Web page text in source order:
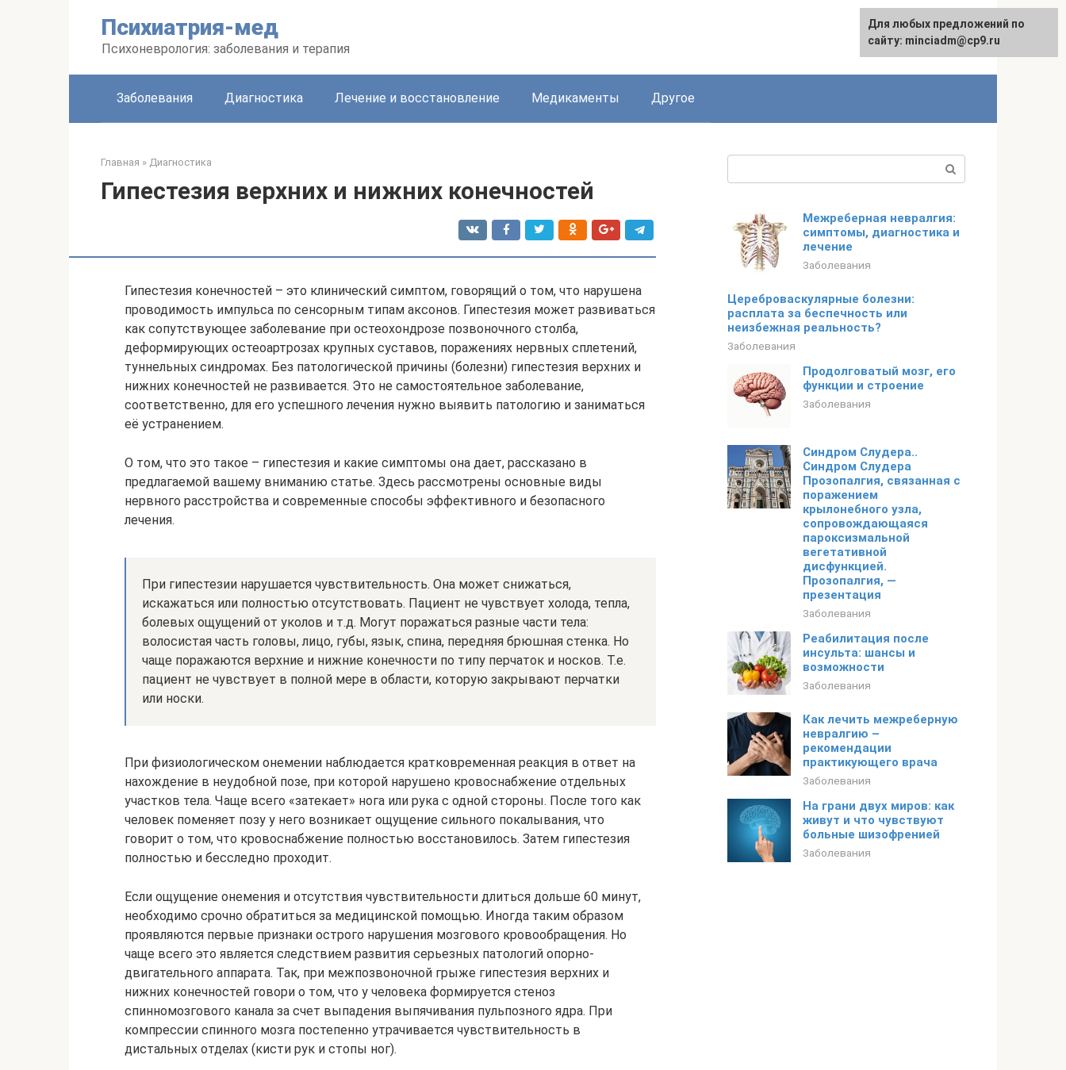
Психиатрия-мед
Психоневрология: заболевания и терапия
Заболевания Диагностика Лечение и восстановление Медикаменты Другое
Главная » Диагностика
Гипестезия верхних и нижних конечностей
Гипестезия конечностей – это клинический симптом, говорящий о том, что нарушена
проводимость импульса по сенсорным типам аксонов. Гипестезия может развиваться
как сопутствующее заболевание при остеохондрозе позвоночного столба,
деформирующих остеоартрозах крупных суставов, поражениях нервных сплетений,
туннельных синдромах. Без патологической причины (болезни) гипестезия верхних и
нижних конечностей не развивается. Это не самостоятельное заболевание,
соответственно, для его успешного лечения нужно выявить патологию и заниматься
её устранением.
О том, что это такое – гипестезия и какие симптомы она дает, рассказано в
предлагаемой вашему вниманию статье. Здесь рассмотрены основные виды
нервного расстройства и современные способы эффективного и безопасного
лечения.
При гипестезии нарушается чувствительность. Она может снижаться,
искажаться или полностью отсутствовать. Пациент не чувствует холода, тепла,
болевых ощущений от уколов и т.д. Могут поражаться разные части тела:
волосистая часть головы, лицо, губы, язык, спина, передняя брюшная стенка. Но
чаще поражаются верхние и нижние конечности по типу перчаток и носков. Т.е.
пациент не чувствует в полной мере в области, которую закрывают перчатки
или носки.
При физиологическом онемении наблюдается кратковременная реакция в ответ на
нахождение в неудобной позе, при которой нарушено кровоснабжение отдельных
участков тела. Чаще всего «затекает» нога или рука с одной стороны. После того как
человек поменяет позу у него возникает ощущение сильного покалывания, что
говорит о том, что кровоснабжение полностью восстановилось. Затем гипестезия
полностью и бесследно проходит.
Если ощущение онемения и отсутствия чувствительности длиться дольше 60 минут,
необходимо срочно обратиться за медицинской помощью. Иногда таким образом
проявляются первые признаки острого нарушения мозгового кровообращения. Но
чаще всего это является следствием развития серьезных патологий опорно-
двигательного аппарата. Так, при межпозвоночной грыже гипестезия верхних и
нижних конечностей говори о том, что у человека формируется стеноз
спинномозгового канала за счет выпадения выпячивания пульпозного ядра. При
компрессии спинного мозга постепенно утрачивается чувствительность в
дистальных отделах (кисти рук и стопы ног).
Межреберная невралгия:
симптомы, диагностика и
лечение
Заболевания
Цереброваскулярные болезни:
расплата за беспечность или
неизбежная реальность?
Заболевания
Продолговатый мозг, его
функции и строение
Заболевания
Синдром Слудера..
Синдром Слудера
Прозопалгия, связанная с
поражением
крылонебного узла,
сопровождающаяся
пароксизмальной
вегетативной
дисфункцией.
Прозопалгия, —
презентация
Заболевания
Реабилитация после
инсульта: шансы и
возможности
Заболевания
Как лечить межреберную
невралгию –
рекомендации
практикующего врача
Заболевания
На грани двух миров: как
живут и что чувствуют
больные шизофренией
Заболевания
Для любых предложений по
сайту: minciadm@cp9.ru